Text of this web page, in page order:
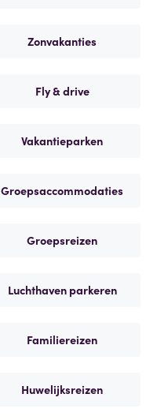
Zonvakanties
Fly & drive
Vakantieparken
Groepsaccommodaties
Groepsreizen
Luchthaven parkeren
Familiereizen
Huwelijksreizen